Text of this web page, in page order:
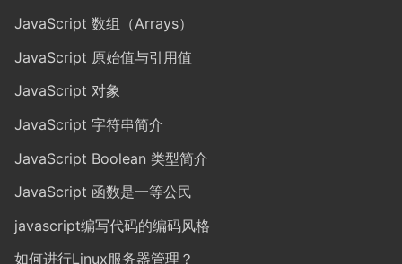
JavaScript 数组（Arrays）
JavaScript 原始值与引用值
JavaScript 对象
JavaScript 字符串简介
JavaScript Boolean 类型简介
JavaScript 函数是一等公民
javascript编写代码的编码风格
如何进行Linux服务器管理？